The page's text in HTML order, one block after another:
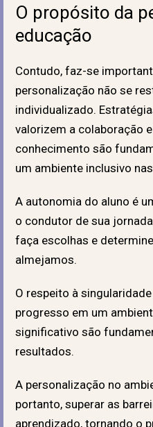
O propósito da
educação
Contudo, faz-se
personalização não se
individualizado.
valorizem a colaboração
conhecimento são
um ambiente inclusivo
A autonomia do aluno é
o condutor de sua
faça escolhas e
almejamos.
O respeito à
progresso em um
significativo são
resultados.
A personalização no
portanto, superar as
aprendizado, tornando o